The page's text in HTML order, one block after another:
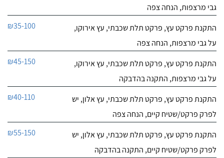
גבי מרצפות, הנחה צפה
התקנת פרקט עץ, פרקט תלת שכבתי, עץ אירוקו,
על גבי מרצפות, הנחה צפה
₪35-100
התקנת פרקט עץ, פרקט תלת שכבתי, עץ אירוקו,
על גבי מרצפות, התקנה בהדבקה
₪45-150
התקנת פרקט עץ, פרקט תלת שכבתי, עץ אלון, יש
לפרק פרקט/שטיח קיים, הנחה צפה
₪40-110
התקנת פרקט עץ, פרקט תלת שכבתי, עץ אלון, יש
לפרק פרקט/שטיח קיים, התקנה בהדבקה
₪55-150